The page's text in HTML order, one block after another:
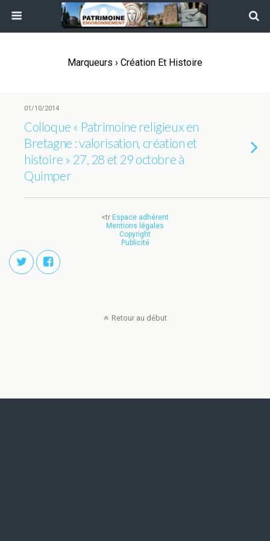
Marqueurs › Création Et Histoire
01/10/2014
Colloque « Patrimoine religieux en
Bretagne : valorisation, création et
histoire » 27, 28 et 29 octobre à
Quimper
<tr Espace adhérent
Mentions légales
Copyright
Publicité
Retour au début